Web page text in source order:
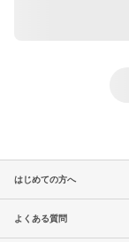
はじめての方へ
よくある質問